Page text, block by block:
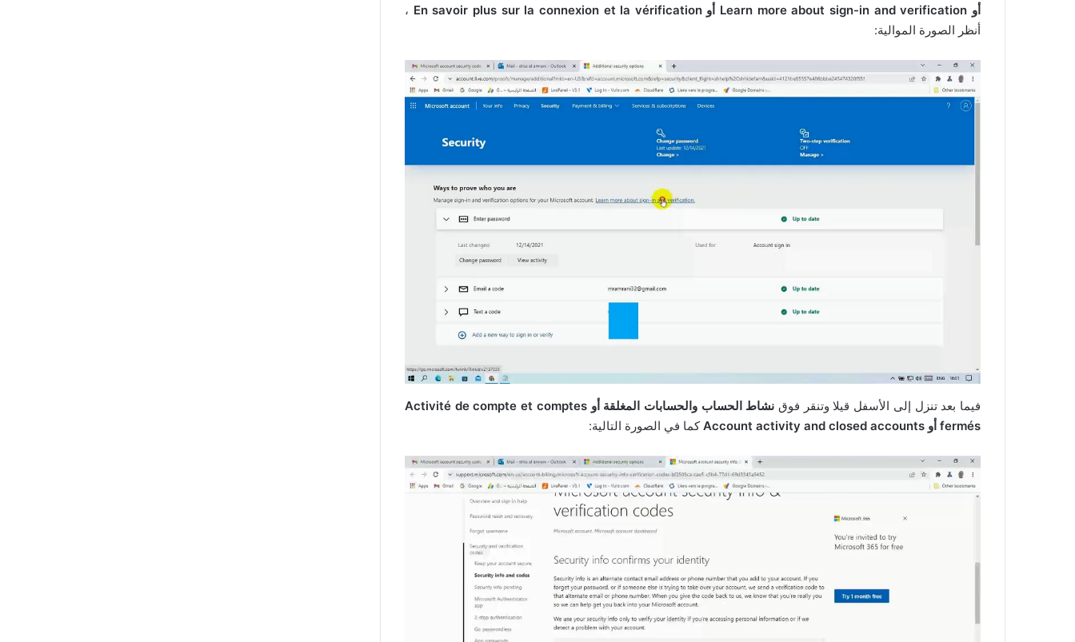
أو Learn more about sign-in and verification أو En savoir plus sur la connexion et la vérification
،
أنظر الصورة الموالية:
فيما بعد تنزل إلى الأسفل قيلا وتنقر فوق
نشاط الحساب والحسابات المغلقة أو Activité de compte et comptes
fermés أو Account activity and closed accounts
كما في الصورة التالية: